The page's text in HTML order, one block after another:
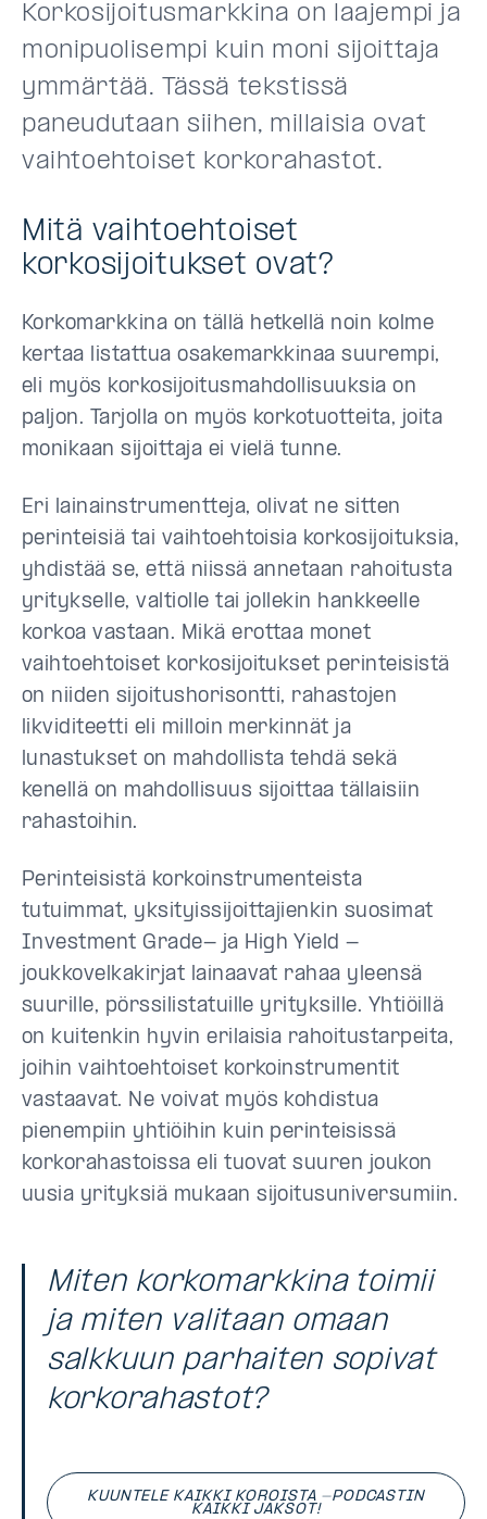
Korkosijoitusmarkkina on laajempi ja
monipuolisempi kuin moni sijoittaja
ymmärtää. Tässä tekstissä
paneudutaan siihen, millaisia ovat
vaihtoehtoiset korkorahastot.
Mitä vaihtoehtoiset
korkosijoitukset ovat?
Korkomarkkina on tällä hetkellä noin kolme
kertaa listattua osakemarkkinaa suurempi,
eli myös korkosijoitusmahdollisuuksia on
paljon. Tarjolla on myös korkotuotteita, joita
monikaan sijoittaja ei vielä tunne.
Eri lainainstrumentteja, olivat ne sitten
perinteisiä tai vaihtoehtoisia korkosijoituksia,
yhdistää se, että niissä annetaan rahoitusta
yritykselle, valtiolle tai jollekin hankkeelle
korkoa vastaan. Mikä erottaa monet
vaihtoehtoiset korkosijoitukset perinteisistä
on niiden sijoitushorisontti, rahastojen
likviditeetti eli milloin merkinnät ja
lunastukset on mahdollista tehdä sekä
kenellä on mahdollisuus sijoittaa tällaisiin
rahastoihin.
Perinteisistä korkoinstrumenteista
tutuimmat, yksityissijoittajienkin suosimat
Investment Grade- ja High Yield -
joukkovelkakirjat lainaavat rahaa yleensä
suurille, pörssilistatuille yrityksille. Yhtiöillä
on kuitenkin hyvin erilaisia rahoitustarpeita,
joihin vaihtoehtoiset korkoinstrumentit
vastaavat. Ne voivat myös kohdistua
pienempiin yhtiöihin kuin perinteisissä
korkorahastoissa eli tuovat suuren joukon
uusia yrityksiä mukaan sijoitusuniversumiin.
Miten korkomarkkina toimii
ja miten valitaan omaan
salkkuun parhaiten sopivat
korkorahastot?
KUUNTELE KAIKKI KOROISTA -PODCASTIN
KAIKKI JAKSOT!